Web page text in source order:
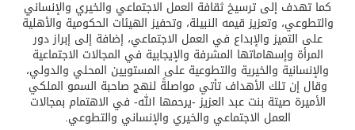
كما تهدف إلى ترسيخ ثقافة العمل الاجتماعي والخيري والإنساني
والتطوعي، وتعزيز قيمه النبيلة، وتحفيز الهيئات الحكومية والأهلية
على التميز والإبداع في العمل الاجتماعي، إضافة إلى إبراز دور
المرأة وإسهاماتها المشرفة والإيجابية في المجالات الاجتماعية
والإنسانية والخيرية والتطوعية على المستويين المحلي والدولي،
وقال إن تلك الأهداف تأتي مواصلةً لنهج صاحبة السمو الملكي
الأميرة صيتة بنت عبد العزيز -يرحمها الله- في الاهتمام بمجالات
العمل الاجتماعي والخيري والإنساني والتطوعي.